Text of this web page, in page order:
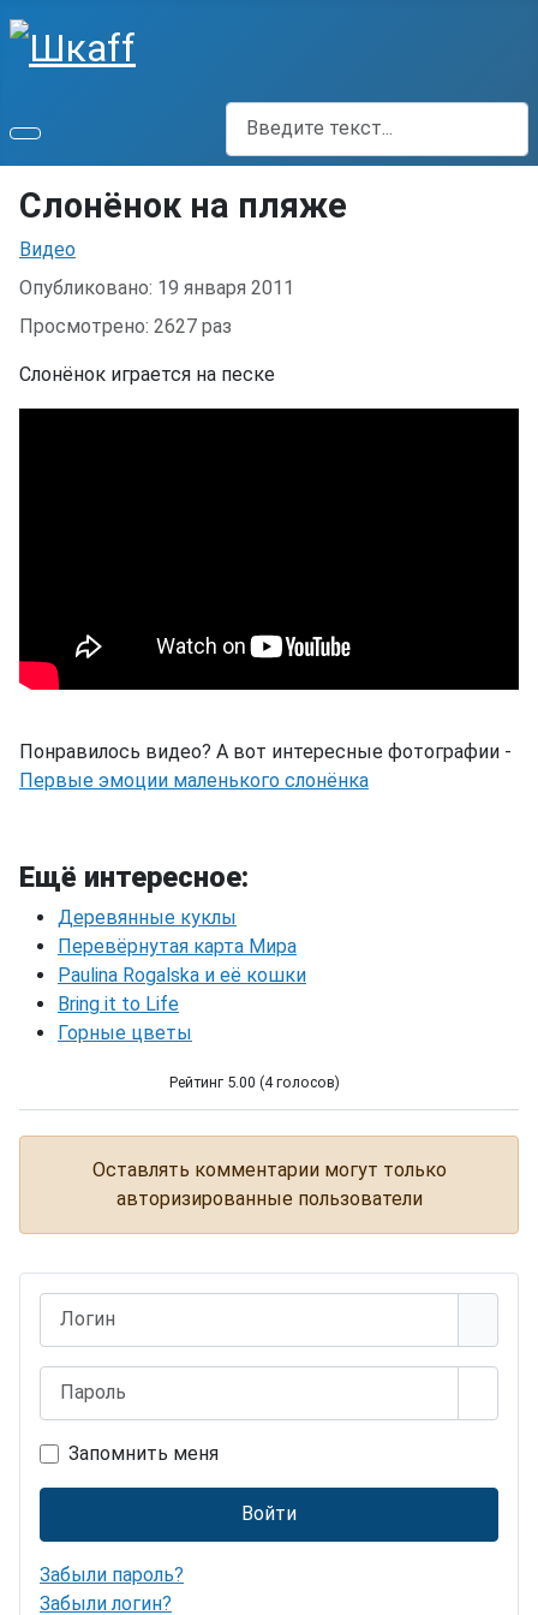
Поиск
Слонёнок на пляже
Информация о материале
Видео
Опубликовано: 19 января 2011
Просмотрено: 2627 раз
Слонёнок играется на песке
Понравилось видео? А вот интересные фотографии -
Первые эмоции маленького слонёнка
Ещё интересное:
Деревянные куклы
Перевёрнутая карта Мира
Paulina Rogalska и её кошки
Bring it to Life
Горные цветы
Рейтинг 5.00 (4 голосов)
Оставлять комментарии могут только
авторизированные пользователи
Запомнить меня
Войти
Забыли пароль?
Забыли логин?